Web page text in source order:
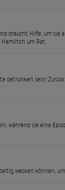
braucht Hilfe, um sie
um Rat.
betrunken sein!
während sie eine
wecken können,